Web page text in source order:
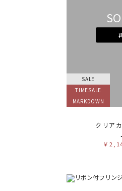
SALE
TIMESALE
MARKDOWN
クリア
￥